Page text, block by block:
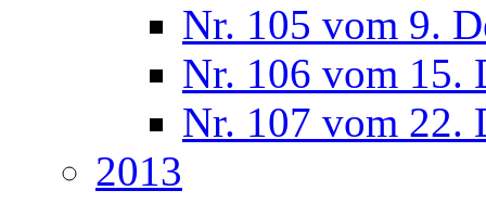
Nr. 105 vom 9.
Nr. 106 vom 15.
Nr. 107 vom 22.
2013